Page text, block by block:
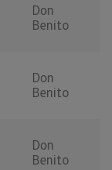
Don
Benito
Don
Benito
Don
Benito